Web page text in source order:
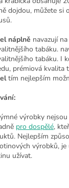
dojdou, můžete si
náplně navazují
tabáku.
tabáku. I
prémiová kvalita
tím nejlepším
výrobky
pro dospělé,
Nejlepším
výrobků,
užívat.